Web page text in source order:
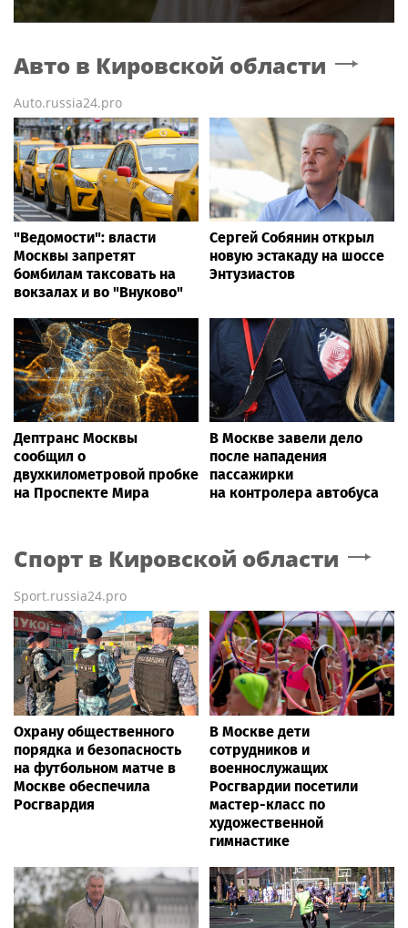
Авто в Кировской области
Auto.russia24.pro
"Ведомости": власти
Москвы запретят
бомбилам таксовать на
вокзалах и во "Внуково"
Сергей Собянин открыл
новую эстакаду на шоссе
Энтузиастов
Дептранс Москвы
сообщил о
двухкилометровой пробке
на Проспекте Мира
В Москве завели дело
после нападения
пассажирки
на контролера автобуса
Спорт в Кировской области
Sport.russia24.pro
Охрану общественного
порядка и безопасность
на футбольном матче в
Москве обеспечила
Росгвардия
В Москве дети
сотрудников и
военнослужащих
Росгвардии посетили
мастер-класс по
художественной
гимнастике